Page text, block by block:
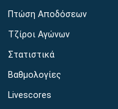
Πτώση Αποδόσεων
Τζίροι Αγώνων
Στατιστικά
Βαθμολογίες
Livescores